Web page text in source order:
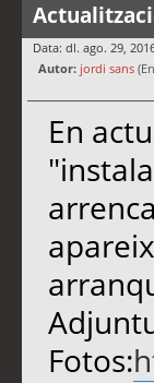
Data: dl. ago. 29,
Autor: jordi sans
En
Fotos: